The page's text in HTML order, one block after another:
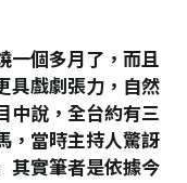
一個多月了，而且
具戲劇張力，自然
中說，全台約有三
，當時主持人驚訝
其實筆者是依據今